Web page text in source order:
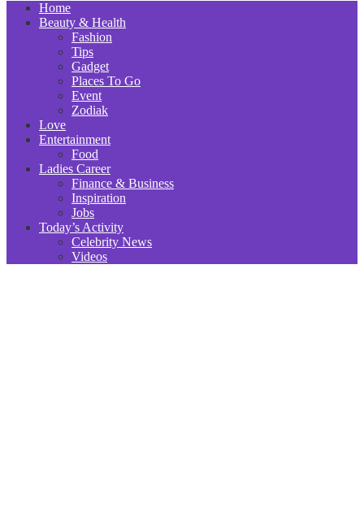
Home
Beauty & Health
Fashion
Tips
Gadget
Places To Go
Event
Zodiak
Love
Entertainment
Food
Ladies Career
Finance & Business
Inspiration
Jobs
Today’s Activity
Celebrity News
Videos